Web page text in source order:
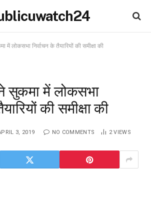
में लोकसभा निर्वाचन के तैयारियों की समीक्षा की
सुकमा में लोकसभा
की समीक्षा की
3, 2019 NO COMMENTS 2VIEWS